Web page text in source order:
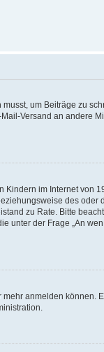
um Beiträge zu
Versand an andere
im Internet von
des
zu Rate. Bitte
unter der Frage „An
anmelden können.